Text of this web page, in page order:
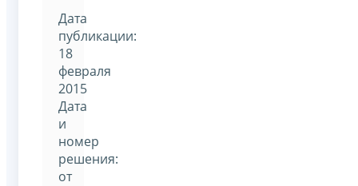
Дата
публикации:
18
февраля
2015
Дата
и
номер
решения:
от